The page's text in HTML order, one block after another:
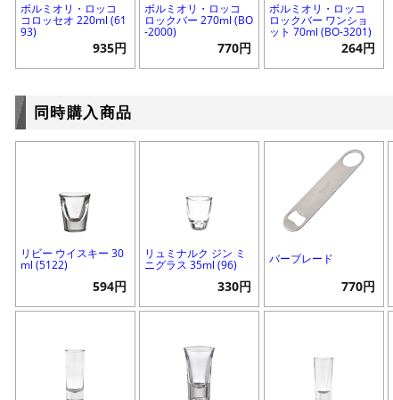
ボルミオリ・ロッコ
コロッセオ 220ml (61
93)
935円
ボルミオリ・ロッコ
ロックバー 270ml (BO
-2000)
770円
ボルミオリ・ロッコ
ロックバー ワンショ
ット 70ml (BO-3201)
264円
同時購入商品
リビー ウイスキー 30
ml (5122)
594円
リュミナルク ジン ミ
ニグラス 35ml (96)
330円
バーブレード
770円